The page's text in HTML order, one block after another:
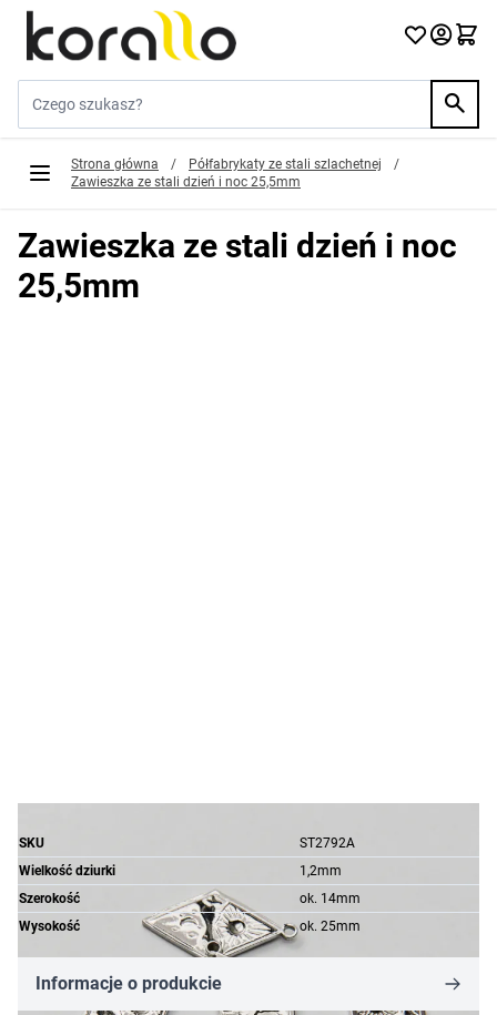
Przejdź do treści
Strona główna / Półfabrykaty ze stali szlachetnej
/
Zawieszka ze stali dzień i noc 25,5mm
Zawieszka ze stali dzień i noc
25,5mm
SKU
ST2792A
Wielkość dziurki
1,2mm
Szerokość
ok. 14mm
Wysokość
ok. 25mm
Informacje o produkcie